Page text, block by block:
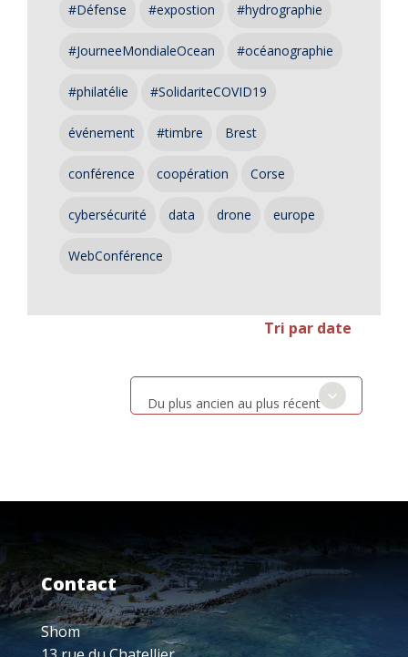
#Défense #expostion #hydrographie
#JourneeMondialeOcean #océanographie
#philatélie #SolidariteCOVID19
événement #timbre Brest
conférence coopération Corse
cybersécurité data drone europe
WebConférence
Tri par date
Du plus ancien au plus récent
Contact
Shom